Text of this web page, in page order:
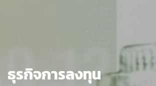
ธุรกิจการลงทุน